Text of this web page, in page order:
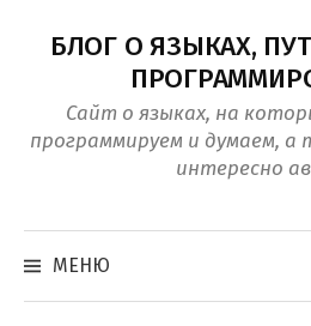
БЛОГ О ЯЗЫКАХ,
Сайт о языках, на
программируем и думаем, а
интересно
МЕНЮ